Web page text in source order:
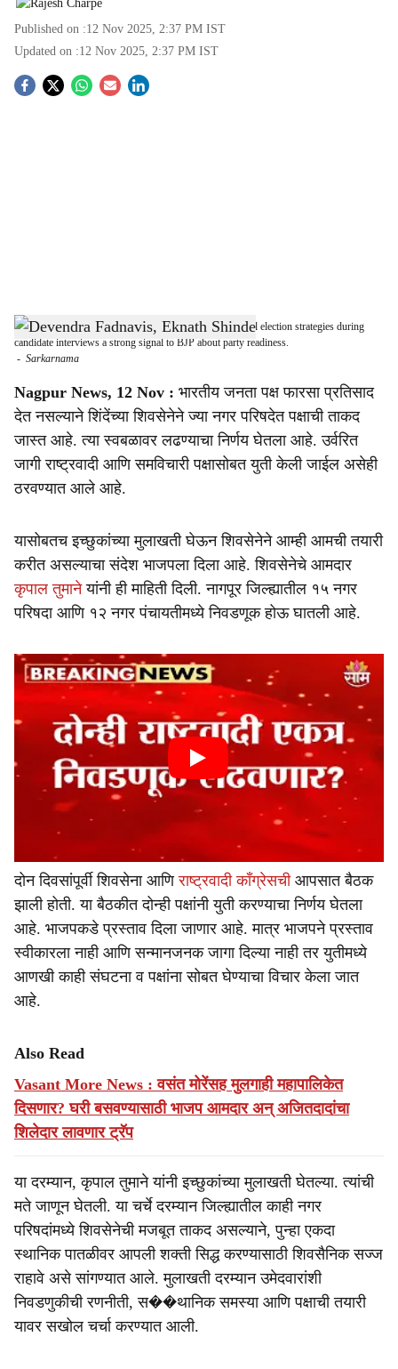
Published on :12 Nov 2025, 2:37 PM IST
Updated on :12 Nov 2025, 2:37 PM IST
S
h
r
e
Shiv Sena leaders, including Kripal Tumane, discuss local election strategies during
candidate interviews a strong signal to BJP about party readiness.
- Sarkarnama
Nagpur News, 12 Nov : भारतीय जनता पक्ष फारसा प्रतिसाद
देत नसल्याने शिंदेंच्या शिवसेनेने ज्या नगर परिषदेत पक्षाची ताकद
जास्त आहे. त्या स्वबळावर लढण्याचा निर्णय घेतला आहे. उर्वरित
जागी राष्ट्रवादी आणि समविचारी पक्षासोबत युती केली जाईल असेही
ठरवण्यात आले आहे.
यासोबतच इच्छुकांच्या मुलाखती घेऊन शिवसेनेने आम्ही आमची तयारी
करीत असल्याचा संदेश भाजपला दिला आहे. शिवसेनेचे आमदार
कृपाल तुमानेयांनी ही माहिती दिली. नागपूर जिल्ह्यातील १५ नगर
परिषदा आणि १२ नगर पंचायतीमध्ये निवडणूक होऊ घातली आहे.
दोन दिवसांपूर्वी शिवसेना आणिराष्ट्रवादी काँग्रेसची आपसात बैठक
झाली होती. या बैठकीत दोन्ही पक्षांनी युती करण्याचा निर्णय घेतला
आहे. भाजपकडे प्रस्ताव दिला जाणार आहे. मात्र भाजपने प्रस्ताव
स्वीकारला नाही आणि सन्मानजनक जागा दिल्या नाही तर युतीमध्ये
आणखी काही संघटना व पक्षांना सोबत घेण्याचा विचार केला जात
आहे.
Also Read
Vasant More News : वसंत मोरेंसह मुलगाही महापालिकेत
दिसणार? घरी बसवण्यासाठी भाजप आमदार अन् अजितदादांचा
शिलेदार लावणार ट्रॅप
या दरम्यान, कृपाल तुमाने यांनी इच्छुकांच्या मुलाखती घेतल्या. त्यांची
मते जाणून घेतली. या चर्चे दरम्यान जिल्ह्यातील काही नगर
परिषदांमध्ये शिवसेनेची मजबूत ताकद असल्याने, पुन्हा एकदा
स्थानिक पातळीवर आपली शक्ती सिद्ध करण्यासाठी शिवसैनिक सज्ज
राहावे असे सांगण्यात आले. मुलाखती दरम्यान उमेदवारांशी
निवडणुकीची रणनीती, स��थानिक समस्या आणि पक्षाची तयारी
यावर सखोल चर्चा करण्यात आली.